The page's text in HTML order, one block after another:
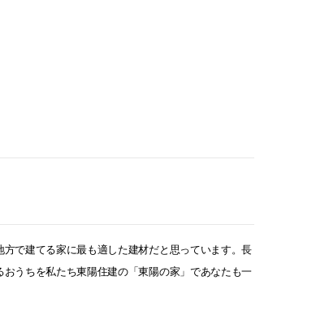
方で建てる家に最も適した建材だと思っています。長
おうちを私たち東陽住建の「東陽の家」であなたも一